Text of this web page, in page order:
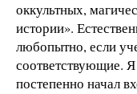
оккультных,
истории».
любопытно, если
соответствующие. Я
постепенно начал